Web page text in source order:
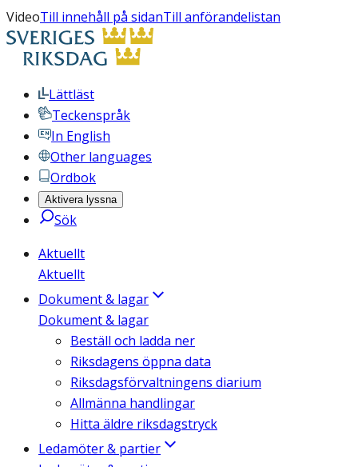
VideoTill innehåll på sidanTill anförandelistan
Lättläst
Teckenspråk
In English
Other languages
Ordbok
Aktivera lyssna
Sök
Aktuellt
Aktuellt
Dokument & lagar
Dokument & lagar
Beställ och ladda ner
Riksdagens öppna data
Riksdagsförvaltningens diarium
Allmänna handlingar
Hitta äldre riksdagstryck
Ledamöter & partier